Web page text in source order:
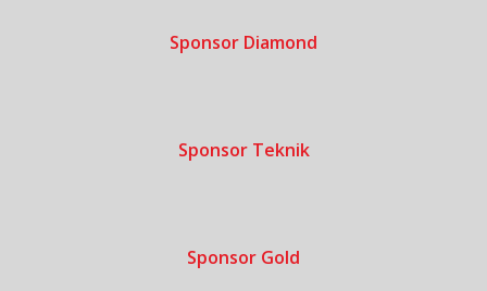
Sponsor Diamond
Sponsor Teknik
Sponsor Gold